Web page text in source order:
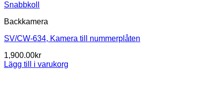
Snabbkoll
Backkamera
SV/CW-634, Kamera till nummerplåten
1,900.00kr
Lägg till i varukorg